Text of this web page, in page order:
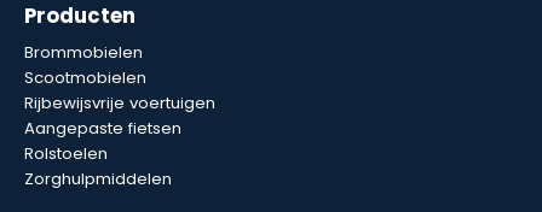
Producten
Brommobielen
Scootmobielen
Rijbewijsvrije voertuigen
Aangepaste fietsen
Rolstoelen
Zorghulpmiddelen